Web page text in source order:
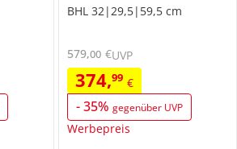
BHL 32|29,5|59,5 cm
374,99 €
-35% gegenüber UVP
Werbepreis
579,00 €UVP